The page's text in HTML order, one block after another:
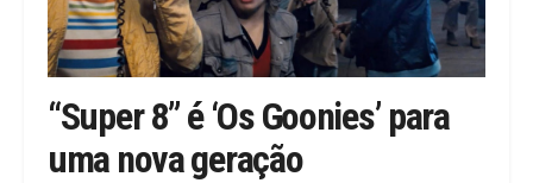
“Super 8” é ‘Os Goonies’ para
uma nova geração